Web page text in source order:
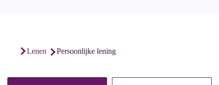
lenen persoonlijke lening